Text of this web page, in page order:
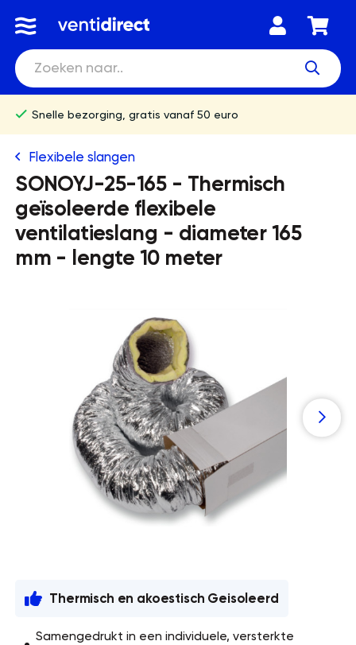
Snelle bezorging, gratis vanaf 50 euro
Flexibele slangen
SONOYJ-25-165 - Thermisch
geïsoleerde flexibele
ventilatieslang - diameter 165
mm - lengte 10 meter
Thermisch en akoestisch Geisoleerd
Samengedrukt in een individuele, versterkte